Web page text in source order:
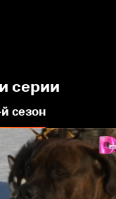
серии
сезон